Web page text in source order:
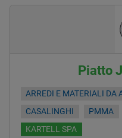
Piatto
ARREDI E MATERIALI DA
CASALINGHI
PMMA
KARTELL SPA